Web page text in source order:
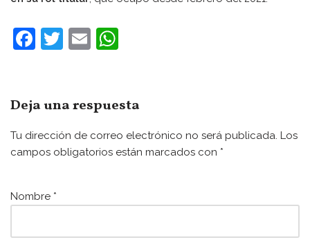
F
e
b
o
k
T
er
E
l
s
A
p
Deja una respuesta
Tu dirección de correo electrónico no será publicada. Los
campos obligatorios están marcados con *
Nombre *